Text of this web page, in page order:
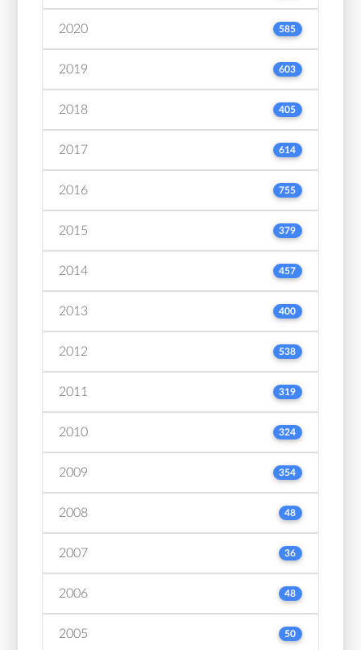
2020 585
2019 603
2018 405
2017 614
2016 755
2015 379
2014 457
2013 400
2012 538
2011 319
2010 324
2009 354
2008 48
2007 36
2006 48
2005 50